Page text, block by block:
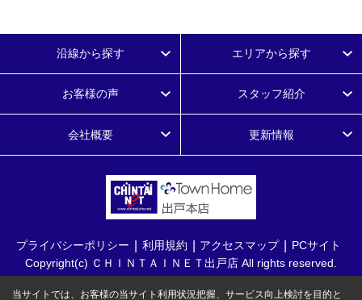
沿線から探す エリアから探す
お客様の声 スタッフ紹介
会社概要 更新情報
プライバシーポリシー 利用規約 アクセスマップ
PCサイト
Copyright(c) ＣＨＩＮＴＡＩＮＥＴ出戸店 All rights reserved.
当サイトでは、お客様の当サイト利用状況把握、サービス向上検討を目的と